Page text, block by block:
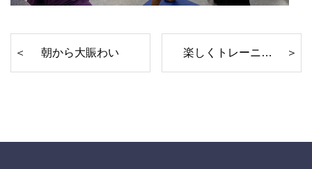
朝から大賑わい 楽しくトレーニング